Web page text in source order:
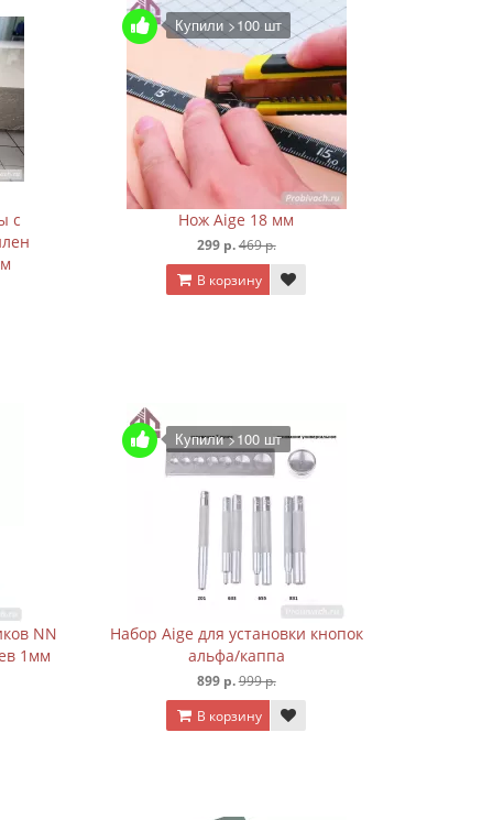
с
Купили >100 шт
Нож Aige 18 мм
299 р.469 р.
В корзину
NN
1мм
Купили >100 шт
Набор Aige для установки кнопок
альфа/каппа
899 р.999 р.
В корзину